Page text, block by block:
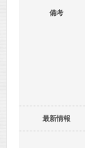
備考
最新情報